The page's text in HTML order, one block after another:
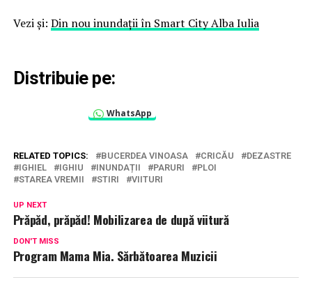
Vezi şi: Din nou inundaţii în Smart City Alba Iulia
Distribuie pe:
WhatsApp
RELATED TOPICS: BUCERDEA VINOASA CRICĂU
DEZASTRE
IGHIEL
IGHIU INUNDAȚII PARURI
PLOI
STAREA VREMII
STIRI VIITURI
UP NEXT
Prăpăd, prăpăd! Mobilizarea de după viitură
DON'T MISS
Program Mama Mia. Sărbătoarea Muzicii